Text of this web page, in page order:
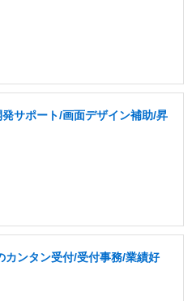
サポート/画面デザイン補助/昇
カンタン受付/受付事務/業績好